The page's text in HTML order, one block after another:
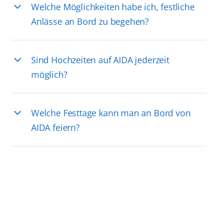
Welche Möglichkeiten habe ich, festliche
Anlässe an Bord zu begehen?
Sind Hochzeiten auf AIDA jederzeit
möglich?
Welche Festtage kann man an Bord von
AIDA feiern?